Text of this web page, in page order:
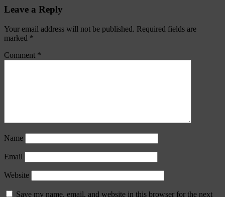
Leave a Reply
Your email address will not be published. Required fields are
marked *
Comment *
Name
Email
Website
Save my name, email, and website in this browser for the next